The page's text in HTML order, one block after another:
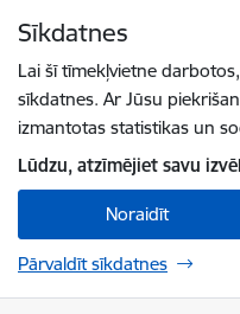
Sīkdatnes
Lai šī tīmekļvietne
sīkdatnes. Ar Jūsu
izmantotas statistikas un
Lūdzu, atzīmējiet savu
Noraidīt
Pārvaldīt sīkdatnes